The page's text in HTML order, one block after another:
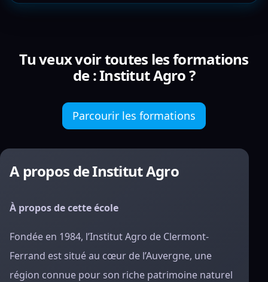
Tu veux voir toutes les formations
de : Institut Agro ?
Parcourir les formations
A propos de Institut Agro
À propos de cette école
Fondée en 1984, l’Institut Agro de Clermont-
Ferrand est situé au cœur de l’Auvergne, une
région connue pour son riche patrimoine naturel